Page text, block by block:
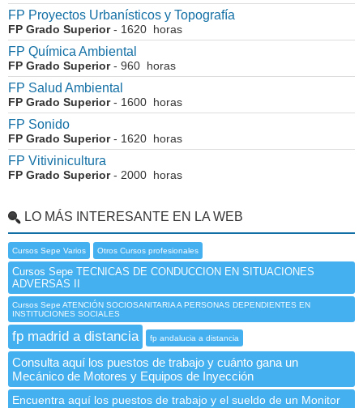
FP Proyectos Urbanísticos y Topografía
FP Grado Superior- 1620 horas
FP Química Ambiental
FP Grado Superior- 960 horas
FP Salud Ambiental
FP Grado Superior- 1600 horas
FP Sonido
FP Grado Superior- 1620 horas
FP Vitivinicultura
FP Grado Superior- 2000 horas
LO MÁS INTERESANTE EN LA WEB
Cursos Sepe Varios Otros Cursos profesionales
Cursos Sepe TECNICAS DE CONDUCCION EN SITUACIONES
ADVERSAS II
Cursos Sepe ATENCIÓN SOCIOSANITARIA A PERSONAS DEPENDIENTES EN
INSTITUCIONES SOCIALES
fp madrid a distancia fp andalucia a distancia
Consulta aquí los puestos de trabajo y cuánto gana un
Mecánico de Motores y Equipos de Inyección
Encuentra aquí los puestos de trabajo y el sueldo de un Monitor